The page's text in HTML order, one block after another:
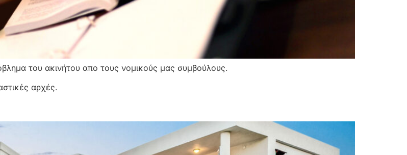
του ακινήτου απο τους νομικούς μας συμβούλους.
αρχές.